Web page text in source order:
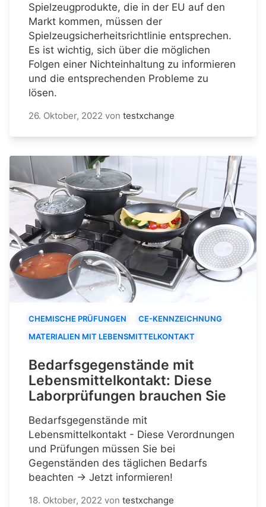
Spielzeugprodukte, die in der EU auf den
Markt kommen, müssen der
Spielzeugsicherheitsrichtlinie entsprechen.
Es ist wichtig, sich über die möglichen
Folgen einer Nichteinhaltung zu informieren
und die entsprechenden Probleme zu
lösen.
26. Oktober, 2022 von testxchange
CHEMISCHE PRÜFUNGEN
CE-KENNZEICHNUNG
MATERIALIEN MIT LEBENSMITTELKONTAKT
Bedarfsgegenstände mit
Lebensmittelkontakt: Diese
Laborprüfungen brauchen Sie
Bedarfsgegenstände mit
Lebensmittelkontakt - Diese Verordnungen
und Prüfungen müssen Sie bei
Gegenständen des täglichen Bedarfs
beachten → Jetzt informieren!
18. Oktober, 2022 von testxchange